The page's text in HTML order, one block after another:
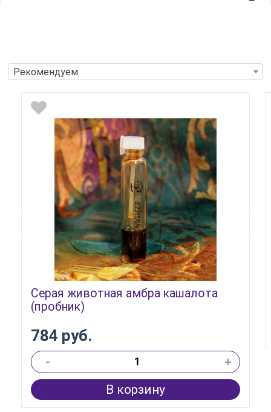
Рекомендуем
Серая животная амбра кашалота
(пробник)
784 руб.
-
+
В корзину